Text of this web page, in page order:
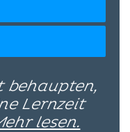
behaupten,
Lernzeit
lesen.